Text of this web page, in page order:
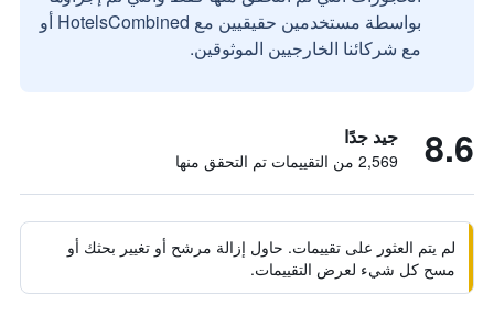
بواسطة مستخدمين حقيقيين مع HotelsCombined أو
مع شركائنا الخارجيين الموثوقين.
8.6 جيد جدًا
2,569 من التقييمات تم التحقق منها
لم يتم العثور على تقييمات. حاول إزالة مرشح أو تغيير بحثك أو
مسح كل شيء لعرض التقييمات.